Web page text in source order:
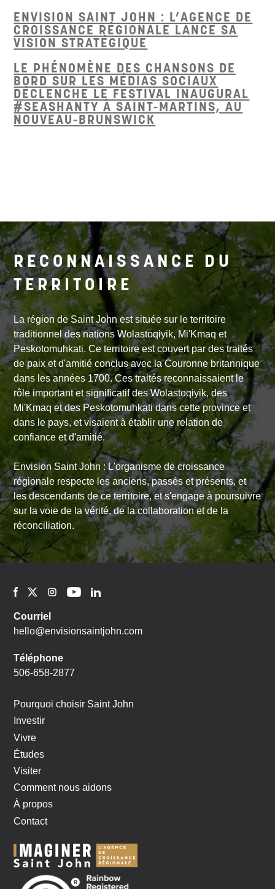
ENVISION SAINT JOHN : L’AGENCE DE
CROISSANCE RÉGIONALE LANCE SA
VISION STRATÉGIQUE
LE PHÉNOMÈNE DES CHANSONS DE
BORD SUR LES MÉDIAS SOCIAUX
DÉCLENCHE LE FESTIVAL INAUGURAL
#SEASHANTY À SAINT-MARTINS, AU
NOUVEAU-BRUNSWICK
RECONNAISSANCE DU
TERRITOIRE
La région de Saint John est située sur le territoire
traditionnel des nations Wolastoqiyik, Mi'Kmaq et
Peskotomuhkati. Ce territoire est couvert par des traités
de paix et d'amitié conclus avec la Couronne britannique
dans les années 1700. Ces traités reconnaissaient le
rôle important et significatif des Wolastoqiyik, des
Mi'Kmaq et des Peskotomuhkati dans cette province et
dans le pays, et visaient à établir une relation de
confiance et d'amitié.
Envision Saint John : L'organisme de croissance
régionale respecte les anciens, passés et présents, et
les descendants de ce territoire, et s'engage à poursuivre
sur la voie de la vérité, de la collaboration et de la
réconciliation.
Courriel
hello@envisionsaintjohn.com
Téléphone
506-658-2877
Pourquoi choisir Saint John
Investir
Vivre
Études
Visiter
Comment nous aidons
À propos
Contact